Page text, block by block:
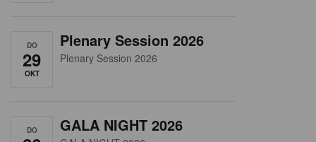
DO
29
OKT
Plenary Session 2026
Plenary Session 2026
DO GALA NIGHT 2026